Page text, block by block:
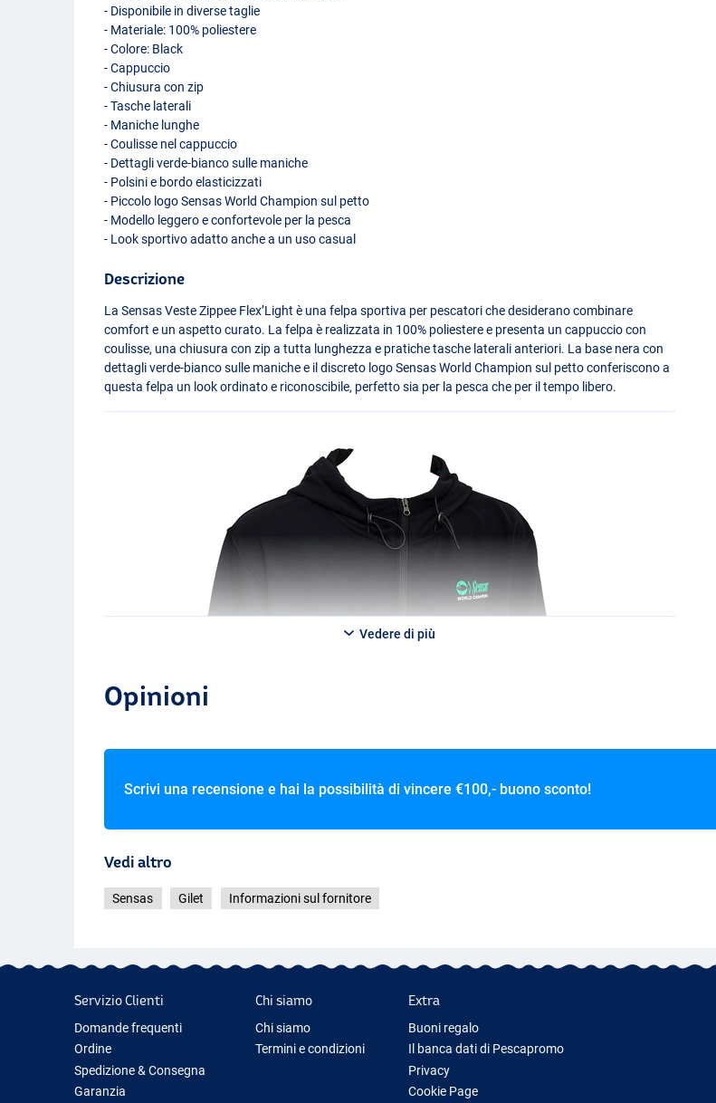
- Disponibile in diverse taglie
- Materiale: 100% poliestere
- Colore: Black
- Cappuccio
- Chiusura con zip
- Tasche laterali
- Maniche lunghe
- Coulisse nel cappuccio
- Dettagli verde-bianco sulle maniche
- Polsini e bordo elasticizzati
- Piccolo logo Sensas World Champion sul petto
- Modello leggero e confortevole per la pesca
- Look sportivo adatto anche a un uso casual
Descrizione
La Sensas Veste Zippee Flex’Light è una felpa sportiva per pescatori che desiderano combinare
comfort e un aspetto curato. La felpa è realizzata in 100% poliestere e presenta un cappuccio con
coulisse, una chiusura con zip a tutta lunghezza e pratiche tasche laterali anteriori. La base nera con
dettagli verde-bianco sulle maniche e il discreto logo Sensas World Champion sul petto conferiscono a
questa felpa un look ordinato e riconoscibile, perfetto sia per la pesca che per il tempo libero.
Vedere di più
Opinioni
Scrivi una recensione e hai la possibilità di vincere €100,- buono sconto!
Vedi altro
Sensas Gilet Informazioni sul fornitore
Servizio Clienti
Domande frequenti
Ordine
Spedizione & Consegna
Garanzia
Chi siamo
Chi siamo
Termini e condizioni
Extra
Buoni regalo
Il banca dati di Pescapromo
Privacy
Cookie Page